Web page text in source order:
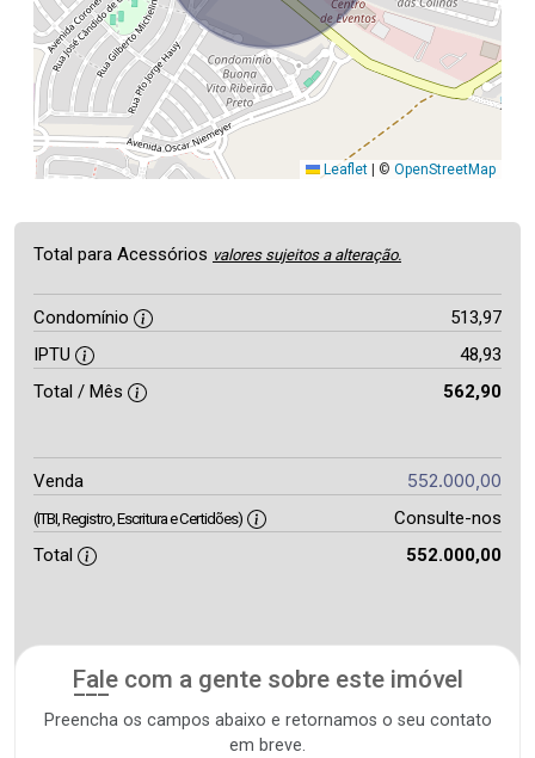
Leaflet © OpenStreetMap
Total para Acessórios valores sujeitos a alteração.
Condomínio
513,97
IPTU
48,93
Total / Mês
562,90
Venda 552.000,00
(ITBI, Registro, Escritura e Certidões)
Consulte-nos
Total
552.000,00
Fale com a gente sobre este imóvel
Preencha os campos abaixo e retornamos o seu contato
em breve.